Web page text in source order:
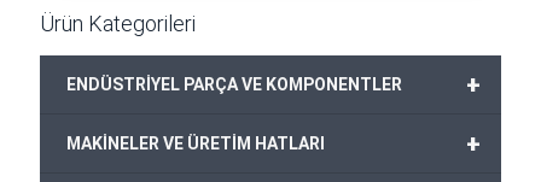
Ürün Kategorileri
+
ENDÜSTRİYEL PARÇA VE KOMPONENTLER
+
MAKİNELER VE ÜRETİM HATLARI